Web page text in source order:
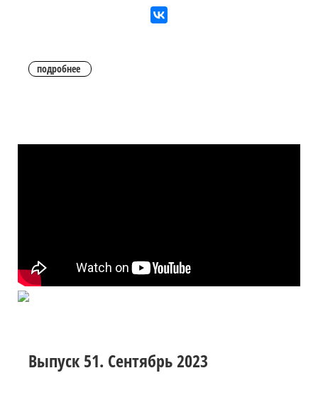
подробнее
Выпуск 51. Сентябрь 2023